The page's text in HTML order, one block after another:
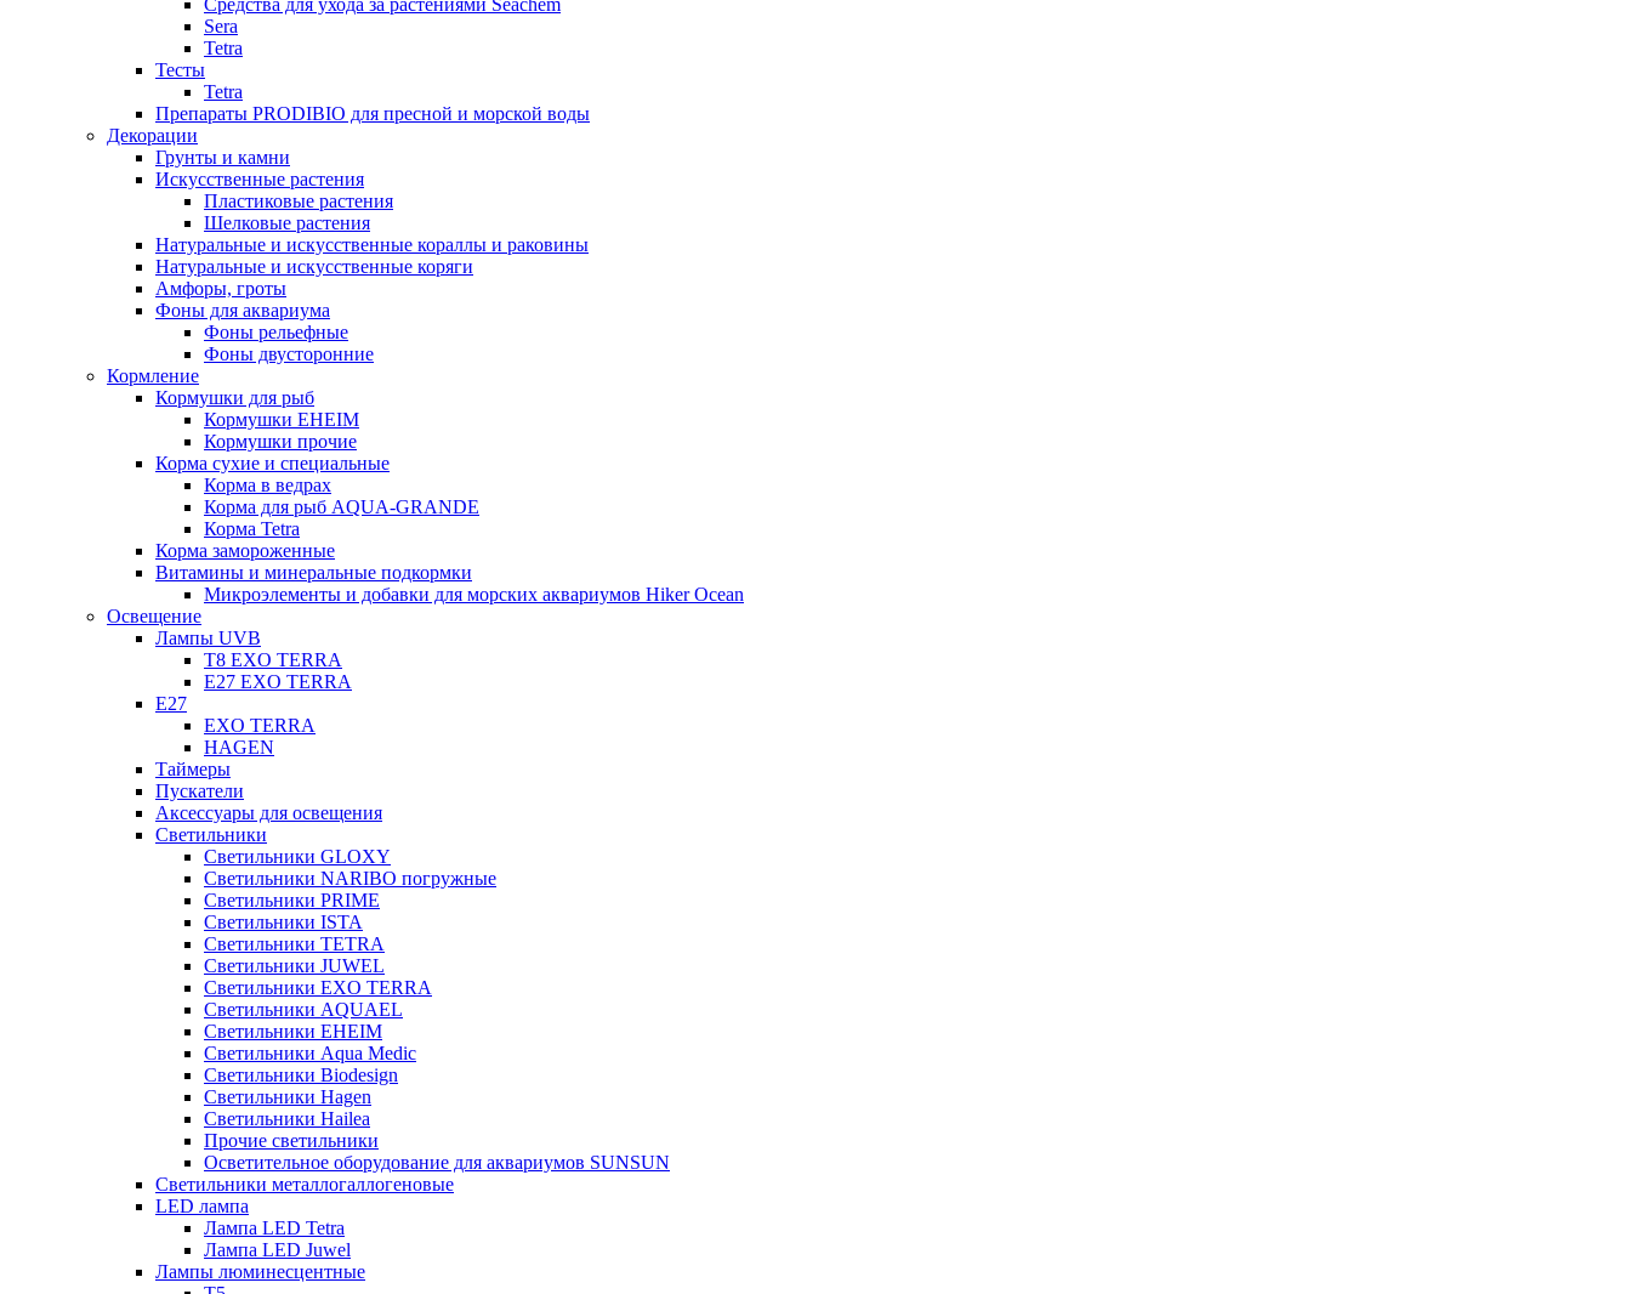
Средства для ухода за растениями Seachem
Sera
Tetra
Тесты
Tetra
Препараты PRODIBIO для пресной и морской воды
Декорации
Грунты и камни
Искусственные растения
Пластиковые растения
Шелковые растения
Натуральные и искусственные кораллы и раковины
Натуральные и искусственные коряги
Амфоры, гроты
Фоны для аквариума
Фоны рельефные
Фоны двусторонние
Кормление
Кормушки для рыб
Кормушки EHEIM
Кормушки прочие
Корма сухие и специальные
Корма в ведрах
Корма для рыб AQUA-GRANDE
Корма Tetra
Корма замороженные
Витамины и минеральные подкормки
Микроэлементы и добавки для морских аквариумов Hiker Ocean
Освещение
Лампы UVB
Т8 EXO TERRA
Е27 EXO TERRA
Е27
EXO TERRA
HAGEN
Таймеры
Пускатели
Аксессуары для освещения
Светильники
Светильники GLOXY
Светильники NARIBO погружные
Светильники PRIME
Светильники ISTA
Светильники TETRA
Светильники JUWEL
Светильники EXO TERRA
Светильники AQUAEL
Светильники EHEIM
Светильники Aqua Medic
Светильники Biodesign
Светильники Hagen
Светильники Hailea
Прочие светильники
Осветительное оборудование для аквариумов SUNSUN
Светильники металлогаллогеновые
LED лампа
Лампа LED Tetra
Лампа LED Juwel
Лампы люминесцентные